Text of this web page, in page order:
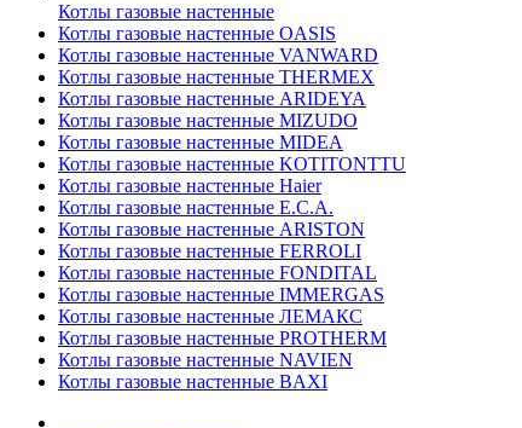
Котлы газовые настенные
Котлы газовые настенные OASIS
Котлы газовые настенные VANWARD
Котлы газовые настенные THERMEX
Котлы газовые настенные ARIDEYA
Котлы газовые настенные MIZUDO
Котлы газовые настенные MIDEA
Котлы газовые настенные KOTITONTTU
Котлы газовые настенные Haier
Котлы газовые настенные E.C.A.
Котлы газовые настенные ARISTON
Котлы газовые настенные FERROLI
Котлы газовые настенные FONDITAL
Котлы газовые настенные IMMERGAS
Котлы газовые настенные ЛЕМАКС
Котлы газовые настенные PROTHERM
Котлы газовые настенные NAVIEN
Котлы газовые настенные BAXI